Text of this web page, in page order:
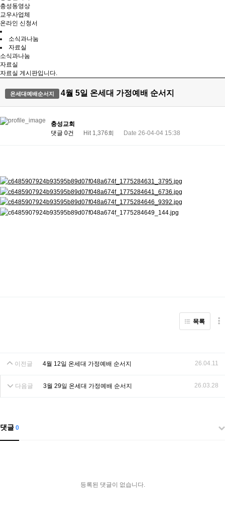
충성동영상
교우사업체
온라인 신청서
소식과나눔
자료실
소식과나눔
자료실
자료실 게시판입니다.
온세대예배순서지 4월 5일 온세대 가정예배 순서지
충성교회
댓글 0건
Hit 1,376회 Date 26-04-04 15:38
목록
이전글 4월 12일 온세대 가정예배 순서지 26.04.11
다음글 3월 29일 온세대 가정예배 순서지 26.03.28
댓글 0
등록된 댓글이 없습니다.